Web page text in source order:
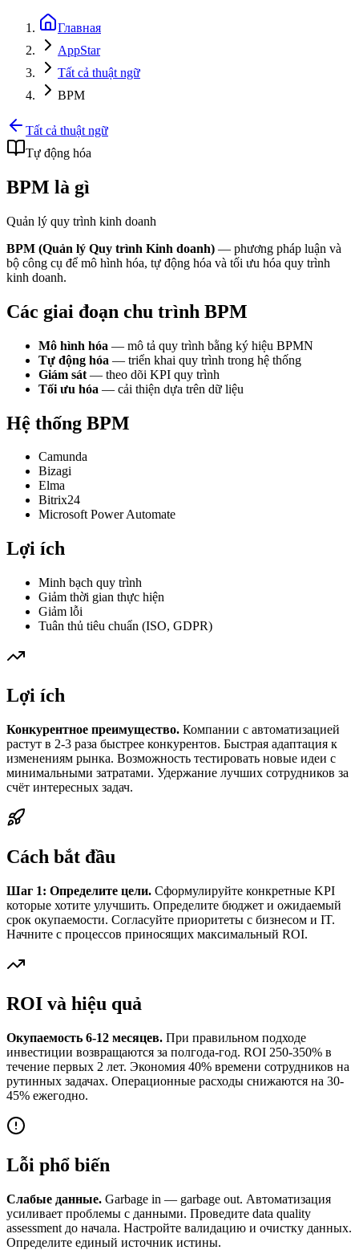
Главная
AppStar
Tất cả thuật ngữ
BPM
Tất cả thuật ngữ
Tự động hóa
BPM là gì
Quản lý quy trình kinh doanh
BPM (Quản lý Quy trình Kinh doanh) — phương pháp luận và
bộ công cụ để mô hình hóa, tự động hóa và tối ưu hóa quy trình
kinh doanh.
Các giai đoạn chu trình BPM
Mô hình hóa — mô tả quy trình bằng ký hiệu BPMN
Tự động hóa — triển khai quy trình trong hệ thống
Giám sát — theo dõi KPI quy trình
Tối ưu hóa — cải thiện dựa trên dữ liệu
Hệ thống BPM
Camunda
Bizagi
Elma
Bitrix24
Microsoft Power Automate
Lợi ích
Minh bạch quy trình
Giảm thời gian thực hiện
Giảm lỗi
Tuân thủ tiêu chuẩn (ISO, GDPR)
Lợi ích
Конкурентное преимущество. Компании с автоматизацией
растут в 2-3 раза быстрее конкурентов. Быстрая адаптация к
изменениям рынка. Возможность тестировать новые идеи с
минимальными затратами. Удержание лучших сотрудников за
счёт интересных задач.
Cách bắt đầu
Шаг 1: Определите цели. Сформулируйте конкретные KPI
которые хотите улучшить. Определите бюджет и ожидаемый
срок окупаемости. Согласуйте приоритеты с бизнесом и IT.
Начните с процессов приносящих максимальный ROI.
ROI và hiệu quả
Окупаемость 6-12 месяцев. При правильном подходе
инвестиции возвращаются за полгода-год. ROI 250-350% в
течение первых 2 лет. Экономия 40% времени сотрудников на
рутинных задачах. Операционные расходы снижаются на 30-
45% ежегодно.
Lỗi phổ biến
Слабые данные. Garbage in — garbage out. Автоматизация
усиливает проблемы с данными. Проведите data quality
assessment до начала. Настройте валидацию и очистку данных.
Определите единый источник истины.